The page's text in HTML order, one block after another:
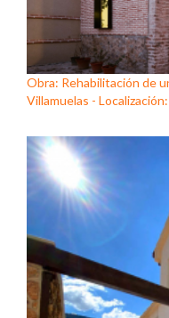
Obra: Rehabilitación de
Villamuelas -